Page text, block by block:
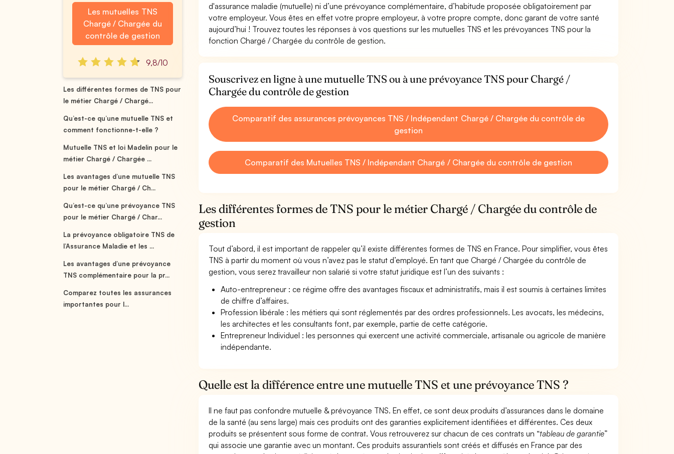
Les mutuelles TNS
Chargé / Chargée du
contrôle de gestion
9,8/10
Les différentes formes de TNS pour
le métier Chargé / Chargé...
Qu’est-ce qu’une mutuelle TNS et
comment fonctionne-t-elle ?
Mutuelle TNS et loi Madelin pour le
métier Chargé / Chargée ...
Les avantages d’une mutuelle TNS
pour le métier Chargé / Ch...
Qu’est-ce qu’une prévoyance TNS
pour le métier Chargé / Char...
La prévoyance obligatoire TNS de
l’Assurance Maladie et les ...
Les avantages d’une prévoyance
TNS complémentaire pour la pr...
Comparez toutes les assurances
importantes pour l...
d'assurance maladie (mutuelle) ni d’une prévoyance complémentaire, d’habitude proposée obligatoirement par
votre employeur. Vous êtes en effet votre propre employeur, à votre propre compte, donc garant de votre santé
aujourd’hui ! Trouvez toutes les réponses à vos questions sur les mutuelles TNS et les prévoyances TNS pour la
fonction Chargé / Chargée du contrôle de gestion.
Souscrivez en ligne à une mutuelle TNS ou à une prévoyance TNS pour Chargé /
Chargée du contrôle de gestion
Comparatif des assurances prévoyances TNS / Indépendant Chargé / Chargée du contrôle de
gestion
Comparatif des Mutuelles TNS / Indépendant Chargé / Chargée du contrôle de gestion
Les différentes formes de TNS pour le métier Chargé / Chargée du contrôle de
gestion
Tout d’abord, il est important de rappeler qu’il existe différentes formes de TNS en France. Pour simplifier, vous êtes
TNS à partir du moment où vous n’avez pas le statut d’employé. En tant que Chargé / Chargée du contrôle de
gestion, vous serez travailleur non salarié si votre statut juridique est l’un des suivants :
Auto-entrepreneur : ce régime offre des avantages fiscaux et administratifs, mais il est soumis à certaines limites
de chiffre d’affaires.
Profession libérale : les métiers qui sont réglementés par des ordres professionnels. Les avocats, les médecins,
les architectes et les consultants font, par exemple, partie de cette catégorie.
Entrepreneur Individuel : les personnes qui exercent une activité commerciale, artisanale ou agricole de manière
indépendante.
Quelle est la différence entre une mutuelle TNS et une prévoyance TNS ?
Il ne faut pas confondre mutuelle & prévoyance TNS. En effet, ce sont deux produits d’assurances dans le domaine
de la santé (au sens large) mais ces produits ont des garanties explicitement identifiées et différentes. Ces deux
produits se présentent sous forme de contrat. Vous retrouverez sur chacun de ces contrats un “tableau de garantie”
qui associe une garantie avec un montant. Ces produits assurantiels sont créés et diffusés en France par des